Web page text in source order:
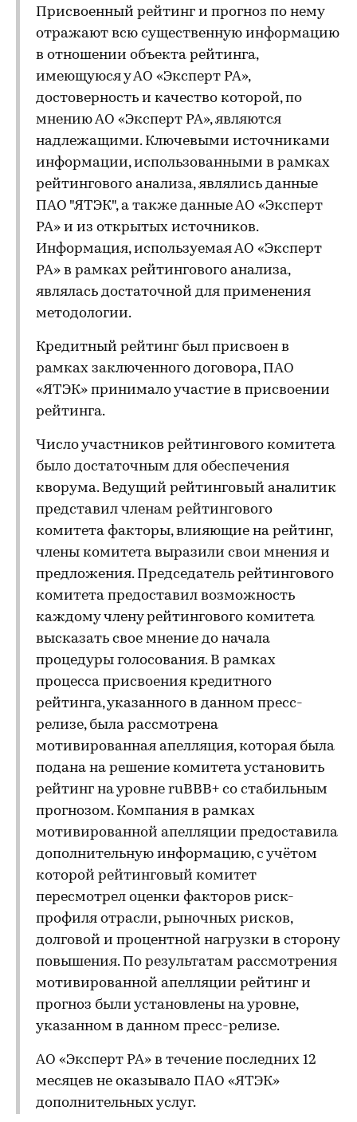
Присвоенный рейтинг и прогноз по нему
отражают всю существенную информацию
в отношении объекта рейтинга,
имеющуюся у АО «Эксперт РА»,
достоверность и качество которой, по
мнению АО «Эксперт РА», являются
надлежащими. Ключевыми источниками
информации, использованными в рамках
рейтингового анализа, являлись данные
ПАО "ЯТЭК", а также данные АО «Эксперт
РА» и из открытых источников.
Информация, используемая АО «Эксперт
РА» в рамках рейтингового анализа,
являлась достаточной для применения
методологии.
Кредитный рейтинг был присвоен в
рамках заключенного договора, ПАО
«ЯТЭК» принимало участие в присвоении
рейтинга.
Число участников рейтингового комитета
было достаточным для обеспечения
кворума. Ведущий рейтинговый аналитик
представил членам рейтингового
комитета факторы, влияющие на рейтинг,
члены комитета выразили свои мнения и
предложения. Председатель рейтингового
комитета предоставил возможность
каждому члену рейтингового комитета
высказать свое мнение до начала
процедуры голосования. В рамках
процесса присвоения кредитного
рейтинга, указанного в данном пресс-
релизе, была рассмотрена
мотивированная апелляция, которая была
подана на решение комитета установить
рейтинг на уровне ruBBB+ со стабильным
прогнозом. Компания в рамках
мотивированной апелляции предоставила
дополнительную информацию, с учётом
которой рейтинговый комитет
пересмотрел оценки факторов риск-
профиля отрасли, рыночных рисков,
долговой и процентной нагрузки в сторону
повышения. По результатам рассмотрения
мотивированной апелляции рейтинг и
прогноз были установлены на уровне,
указанном в данном пресс-релизе.
АО «Эксперт РА» в течение последних 12
месяцев не оказывало ПАО «ЯТЭК»
дополнительных услуг.